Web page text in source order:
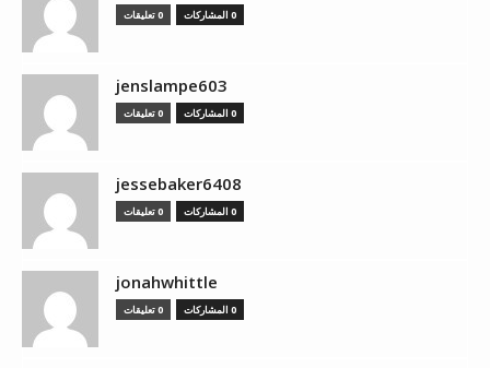
0 المشاركات 0 تعليقات
jenslampe603
0 المشاركات 0 تعليقات
jessebaker6408
0 المشاركات 0 تعليقات
jonahwhittle
0 المشاركات 0 تعليقات